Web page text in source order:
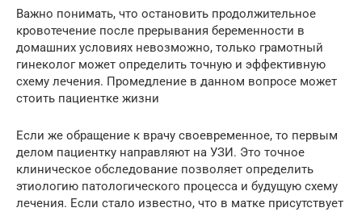
Важно понимать, что остановить продолжительное
кровотечение после прерывания беременности в
домашних условиях невозможно, только грамотный
гинеколог может определить точную и эффективную
схему лечения. Промедление в данном вопросе может
стоить пациентке жизни
Если же обращение к врачу своевременное, то первым
делом пациентку направляют на УЗИ. Это точное
клиническое обследование позволяет определить
этиологию патологического процесса и будущую схему
лечения. Если стало известно, что в матке присутствует